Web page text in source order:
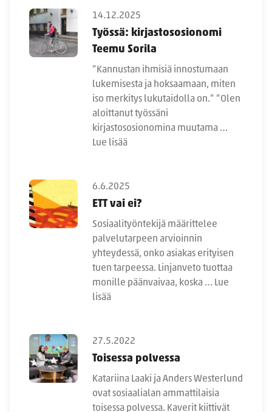
14.12.2025
Työssä: kirjastososionomi
Teemu Sorila
”Kannustan ihmisiä innostumaan
lukemisesta ja hoksaamaan, miten
iso merkitys lukutaidolla on.” ”Olen
aloittanut työssäni
kirjastososionomina muutama …
Lue lisää
6.6.2025
ETT vai ei?
Sosiaalityöntekijä määrittelee
palvelutarpeen arvioinnin
yhteydessä, onko asiakas erityisen
tuen tarpeessa. Linjanveto tuottaa
monille päänvaivaa, koska … Lue
lisää
27.5.2022
Toisessa polvessa
Katariina Laaki ja Anders Westerlund
ovat sosiaalialan ammattilaisia
toisessa polvessa. Kaverit kiittivät